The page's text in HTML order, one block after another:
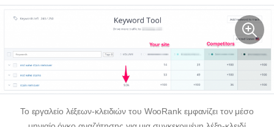
Το εργαλείο λέξεων-κλειδιών του WooRank εμφανίζει τον μέσο